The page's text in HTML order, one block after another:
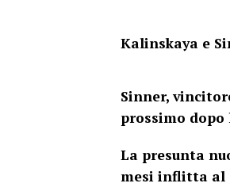
Kalinskaya e
Sinner,
prossimo
La presunta
mesi inflitta al